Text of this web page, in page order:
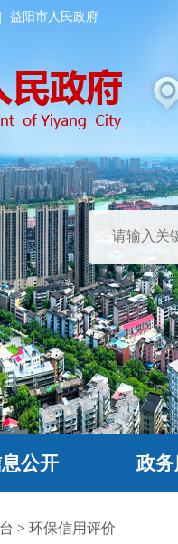
益阳市人民政府
公开 政
> 环保信用评价